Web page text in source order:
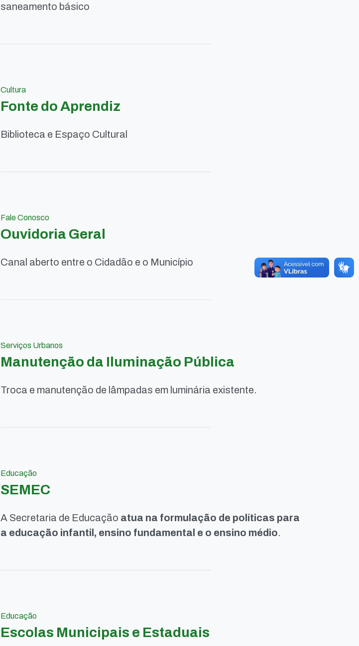
saneamento básico
Cultura
Fonte do Aprendiz
Biblioteca e Espaço Cultural
Fale Conosco
Ouvidoria Geral
Canal aberto entre o Cidadão e o Município
Serviços Urbanos
Manutenção da Iluminação Pública
Troca e manutenção de lâmpadas em luminária existente.
Educação
SEMEC
A Secretaria de Educação atua na formulação de políticas para
a educação infantil, ensino fundamental e o ensino médio.
Educação
Escolas Municipais e Estaduais